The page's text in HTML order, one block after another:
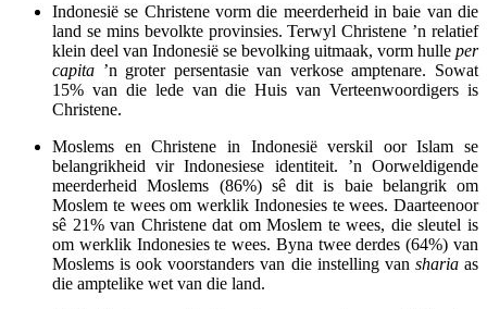
Indonesië se Christene vorm die meerderheid in baie van die
land se mins bevolkte provinsies. Terwyl Christene ’n relatief
klein deel van Indonesië se bevolking uitmaak, vorm hulle per
capita ’n groter persentasie van verkose amptenare. Sowat
15% van die lede van die Huis van Verteenwoordigers is
Christene.
Moslems en Christene in Indonesië verskil oor Islam se
belangrikheid vir Indonesiese identiteit. ’n Oorweldigende
meerderheid Moslems (86%) sê dit is baie belangrik om
Moslem te wees om werklik Indonesies te wees. Daarteenoor
sê 21% van Christene dat om Moslem te wees, die sleutel is
om werklik Indonesies te wees. Byna twee derdes (64%) van
Moslems is ook voorstanders van die instelling van shariaas
die amptelike wet van die land.